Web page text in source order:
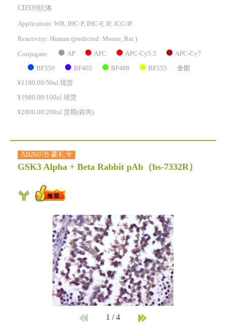
CD339抗体
Application: WB, IHC-P, IHC-F, IF, ICC/IF
Reactivity: Human (predicted: Mouse, Rat )
Conjugate: AP APC APC-Cy5.5 APC-Cy7
BF350 BF405 BF488 BF555 全部
¥1180.00/50ul 现货
¥1980.00/100ul 现货
¥2800.00/200ul 货期(咨询)
AB2607B 豪礼卡
GSK3 Alpha + Beta Rabbit pAb （bs-7332R）
1 /4